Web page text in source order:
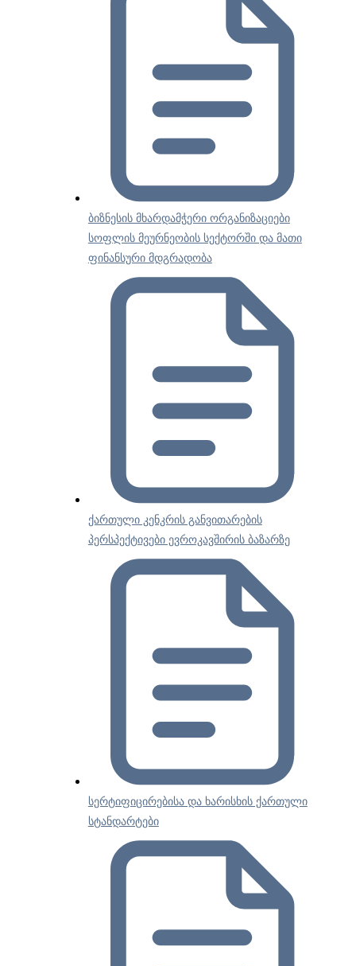
ბიზნესის მხარდამჭერი ორგანიზაციები
სოფლის მეურნეობის სექტორში და მათი
ფინანსური მდგრადობა
ქართული კენკრის განვითარების
პერსპექტივები ევროკავშირის ბაზარზე
სერტიფიცირებისა და ხარისხის ქართული
სტანდარტები